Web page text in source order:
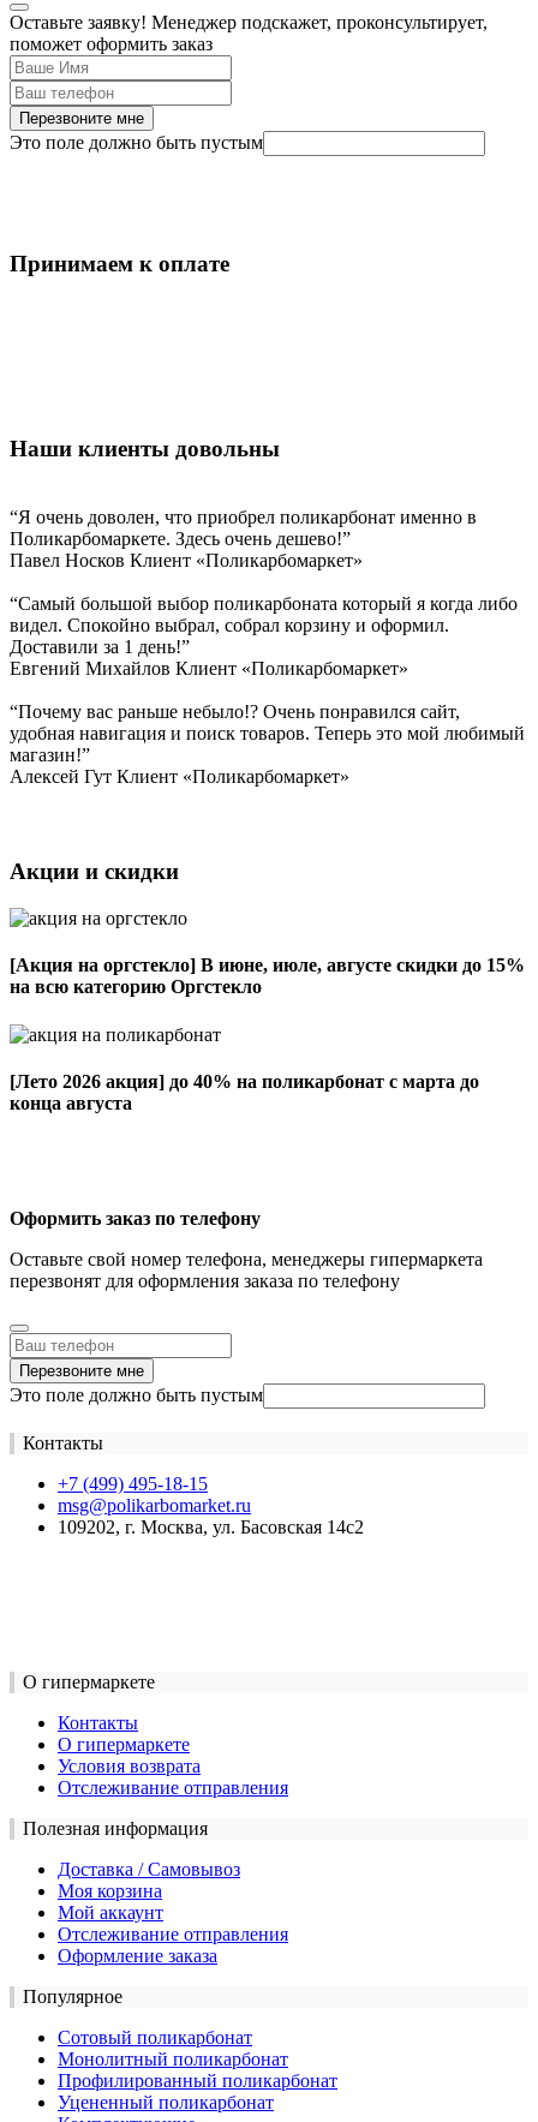
Оставьте заявку! Менеджер подскажет, проконсультирует,
поможет оформить заказ
Перезвоните мне
Это поле должно быть пустым
Принимаем к оплате
Наши клиенты довольны
“Я очень доволен, что приобрел поликарбонат именно в
Поликарбомаркете. Здесь очень дешево!”
Павел Носков Клиент «Поликарбомаркет»
“Самый большой выбор поликарбоната который я когда либо
видел. Спокойно выбрал, собрал корзину и оформил.
Доставили за 1 день!”
Евгений Михайлов Клиент «Поликарбомаркет»
“Почему вас раньше небыло!? Очень понравился сайт,
удобная навигация и поиск товаров. Теперь это мой любимый
магазин!”
Алексей Гут Клиент «Поликарбомаркет»
Акции и скидки
[Акция на оргстекло] В июне, июле, августе скидки до 15%
на всю категорию Оргстекло
[Лето 2026 акция] до 40% на поликарбонат с марта до
конца августа
Оформить заказ по телефону
Оставьте свой номер телефона, менеджеры гипермаркета
перезвонят для оформления заказа по телефону
Перезвоните мне
Это поле должно быть пустым
Контакты
+7 (499) 495-18-15
msg@polikarbomarket.ru
109202, г. Москва, ул. Басовская 14с2
О гипермаркете
Контакты
О гипермаркете
Условия возврата
Отслеживание отправления
Полезная информация
Доставка / Самовывоз
Моя корзина
Мой аккаунт
Отслеживание отправления
Оформление заказа
Популярное
Сотовый поликарбонат
Монолитный поликарбонат
Профилированный поликарбонат
Уцененный поликарбонат